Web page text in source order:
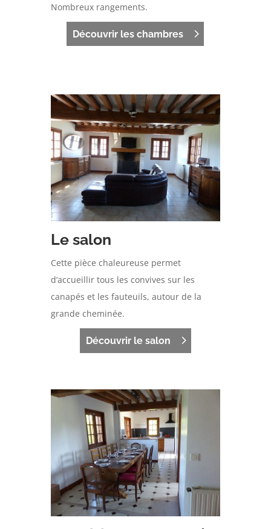
Nombreux rangements.
Découvrir les chambres
Le salon
Cette pièce chaleureuse permet
d’accueillir tous les convives sur les
canapés et les fauteuils, autour de la
grande cheminée.
Découvrir le salon